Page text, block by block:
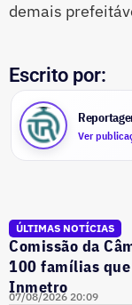
demais
Escrito por:
Ver
ÚLTIMAS NOTÍCIAS
Comissão da
100 famílias
Inmetro
07/08/2026 20:09